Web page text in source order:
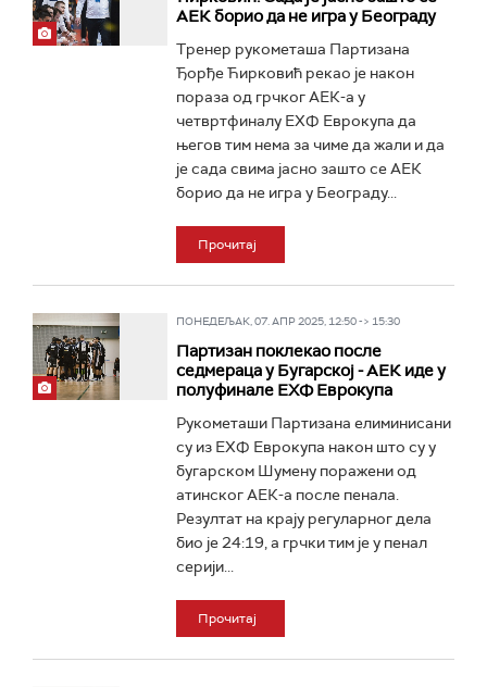
АЕК борио да не игра у Београду
Тренер рукометаша Партизана
Ђорђе Ћирковић рекао је након
пораза од грчког АЕК-а у
четвртфиналу ЕХФ Еврокупа да
његов тим нема за чиме да жали и да
је сада свима јасно зашто се АЕК
борио да не игра у Београду...
Прочитај
ПОНЕДЕЉАК, 07. АПР 2025, 12:50 -> 15:30
Партизан поклекао после
седмераца у Бугарској - АЕК иде у
полуфинале ЕХФ Еврокупа
Рукометаши Партизана елиминисани
су из ЕХФ Еврокупа након што су у
бугарском Шумену поражени од
атинског АЕК-а после пенала.
Резултат на крају регуларног дела
био је 24:19, а грчки тим је у пенал
серији...
Прочитај